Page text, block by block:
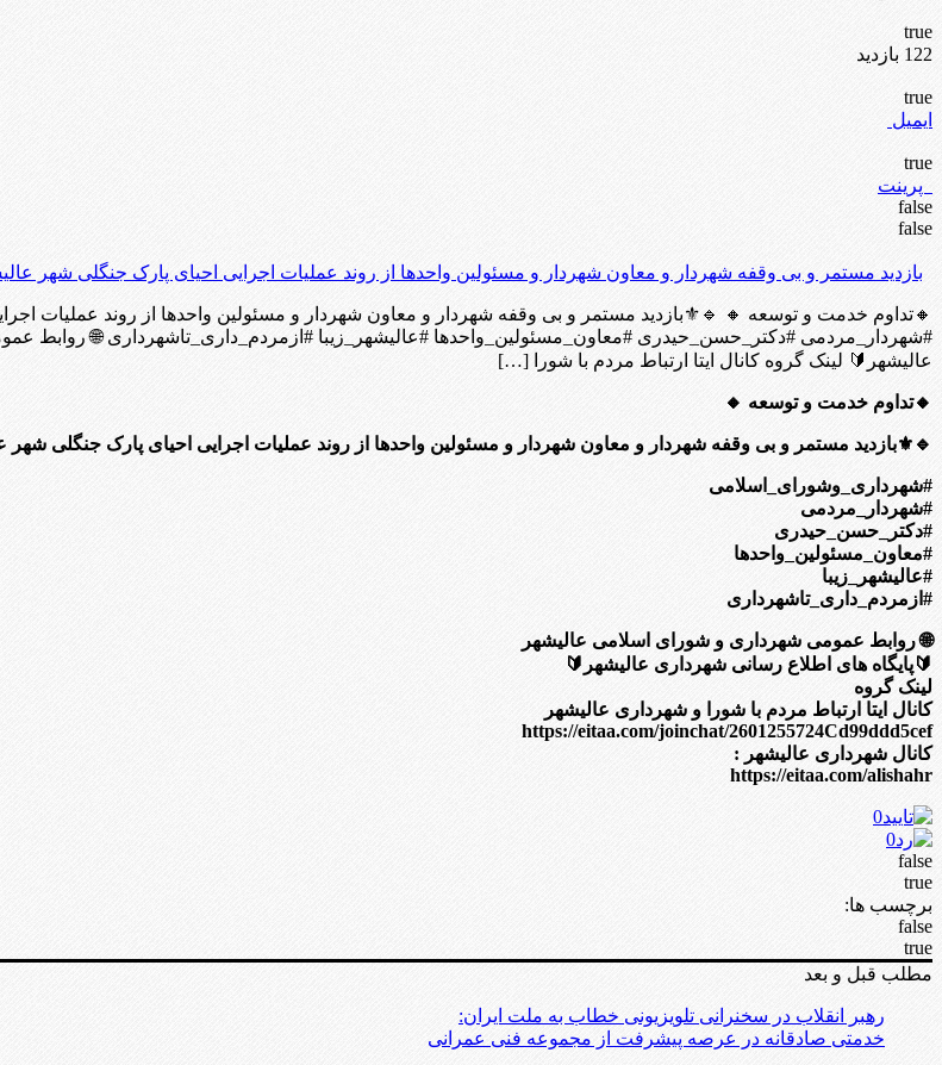
true
122 بازدید
true
ایمیل
true
پرینت
false
false
بازدید مستمر و بی وقفه شهردار و معاون شهردار و مسئولین واحدها از روند عملیات اجرایی احیای پارک جنگلی شهر
🔸تداوم خدمت و توسعه 🔸 🔹⚜️بازدید مستمر و بی وقفه شهردار و معاون شهردار و مسئولین واحدها از روند عملیات
#شهردار_مردمی #دکتر_حسن_حیدری #معاون_مسئولین_واحدها #عالیشهر_زیبا #ازمردم_داری_تاشهرداری 🌐 روابط
عالیشهر🔰 لینک گروه کانال ایتا ارتباط مردم با شورا […]
🔸تداوم خدمت و توسعه 🔸
🔹⚜️بازدید مستمر و بی وقفه شهردار و معاون شهردار و مسئولین واحدها از روند عملیات اجرایی احیای پارک جنگلی شهر
#شهرداری_وشورای_اسلامی
#شهردار_مردمی
#دکتر_حسن_حیدری
#معاون_مسئولین_واحدها
#عالیشهر_زیبا
#ازمردم_داری_تاشهرداری
🌐 روابط عمومی شهرداری و شورای اسلامی عالیشهر
🔰پایگاه های اطلاع رسانی شهرداری عالیشهر🔰
لینک گروه
کانال ایتا ارتباط مردم با شورا و شهرداری عالیشهر
https://eitaa.com/joinchat/2601255724Cd99ddd5cef
کانال شهرداری عالیشهر :
https://eitaa.com/alishahr
0
0
false
true
برچسب ها:
false
true
مطلب قبل و بعد
رهبر انقلاب در سخنرانی تلویزیونی خطاب به ملت ایران:
خدمتی صادقانه در عرصه پیشرفت از مجموعه فنی عمرانی